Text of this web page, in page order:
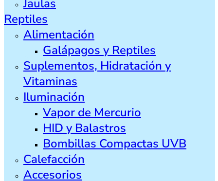
Jaulas
Reptiles
Alimentación
Galápagos y Reptiles
Suplementos, Hidratación y
Vitaminas
Iluminación
Vapor de Mercurio
HID y Balastros
Bombillas Compactas UVB
Calefacción
Accesorios